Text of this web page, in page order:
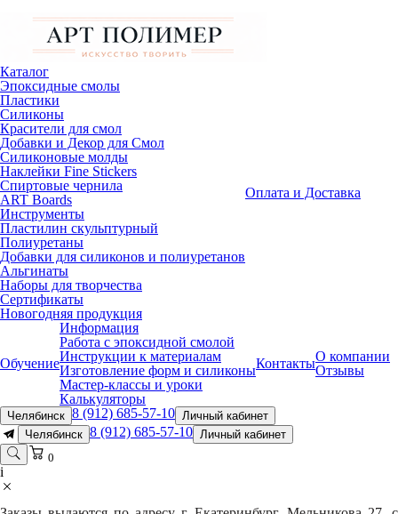
Каталог
Эпоксидные смолы
Пластики
Силиконы
Красители для смол
Добавки и Декор для Смол
Силиконовые молды
Наклейки Fine Stickers
Спиртовые чернила
ART Boards
Инструменты
Пластилин скульптурный
Полиуретаны
Добавки для силиконов и полиуретанов
Альгинаты
Наборы для творчества
Сертификаты
Новогодняя продукция
Оплата и Доставка
Обучение
Информация
Работа с эпоксидной смолой
Инструкции к материалам
Изготовление форм и силиконы
Мастер-классы и уроки
Калькуляторы
КонтактыО компании
Отзывы
Челябинск 8 (912) 685-57-10 Личный кабинет
Челябинск 8 (912) 685-57-10 Личный кабинет
0
i